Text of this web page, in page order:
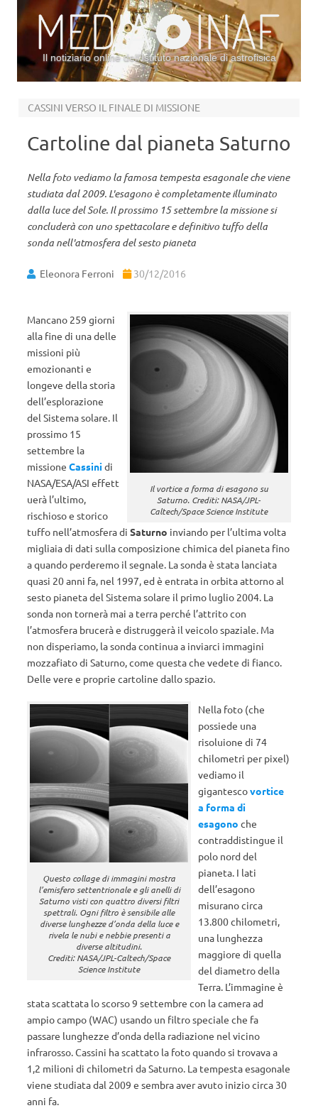
Il notiziario online dell’Istituto nazionale di astrofisica
CASSINI VERSO IL FINALE DI MISSIONE
Cartoline dal pianeta Saturno
Nella foto vediamo la famosa tempesta esagonale che viene
studiata dal 2009. L'esagono è completamente illuminato
dalla luce del Sole. Il prossimo 15 settembre la missione si
concluderà con uno spettacolare e definitivo tuffo della
sonda nell'atmosfera del sesto pianeta
Eleonora Ferroni 30/12/2016
Il vortice a forma di esagono su
Saturno. Crediti: NASA/JPL-
Caltech/Space Science Institute
Mancano 259 giorni
alla fine di una delle
missioni più
emozionanti e
longeve della storia
dell’esplorazione
del Sistema solare. Il
prossimo 15
settembre la
missione Cassinidi
NASA/ESA/ASI effett
uerà l’ultimo,
rischioso e storico
tuffo nell’atmosfera di Saturno inviando per l’ultima volta
migliaia di dati sulla composizione chimica del pianeta fino
a quando perderemo il segnale. La sonda è stata lanciata
quasi 20 anni fa, nel 1997, ed è entrata in orbita attorno al
sesto pianeta del Sistema solare il primo luglio 2004. La
sonda non tornerà mai a terra perché l’attrito con
l’atmosfera brucerà e distruggerà il veicolo spaziale. Ma
non disperiamo, la sonda continua a inviarci immagini
mozzafiato di Saturno, come questa che vedete di fianco.
Delle vere e proprie cartoline dallo spazio.
Questo collage di immagini mostra
l’emisfero settentrionale e gli anelli di
Saturno visti con quattro diversi filtri
spettrali. Ogni filtro è sensibile alle
diverse lunghezze d’onda della luce e
rivela le nubi e nebbie presenti a
diverse altitudini.
Crediti: NASA/JPL-Caltech/Space
Science Institute
Nella foto (che
possiede una
risoluione di 74
chilometri per pixel)
vediamo il
gigantescovortice
a forma di
esagono che
contraddistingue il
polo nord del
pianeta. I lati
dell’esagono
misurano circa
13.800 chilometri,
una lunghezza
maggiore di quella
del diametro della
Terra. L’immagine è
stata scattata lo scorso 9 settembre con la camera ad
ampio campo (WAC) usando un filtro speciale che fa
passare lunghezze d’onda della radiazione nel vicino
infrarosso. Cassini ha scattato la foto quando si trovava a
1,2 milioni di chilometri da Saturno. La tempesta esagonale
viene studiata dal 2009 e sembra aver avuto inizio circa 30
anni fa.